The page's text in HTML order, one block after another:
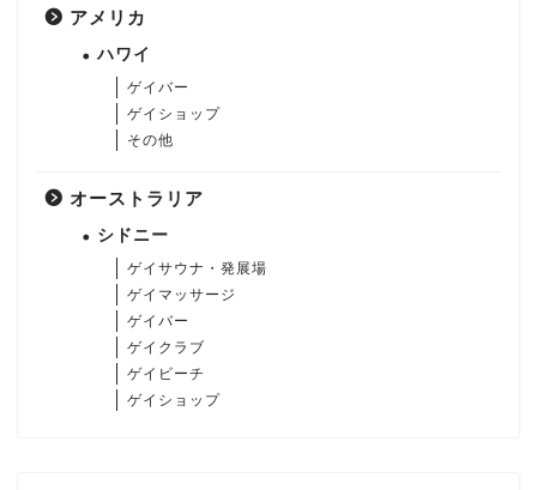
アメリカ
ハワイ
ゲイバー
ゲイショップ
その他
オーストラリア
シドニー
ゲイサウナ・発展場
ゲイマッサージ
ゲイバー
ゲイクラブ
ゲイビーチ
ゲイショップ